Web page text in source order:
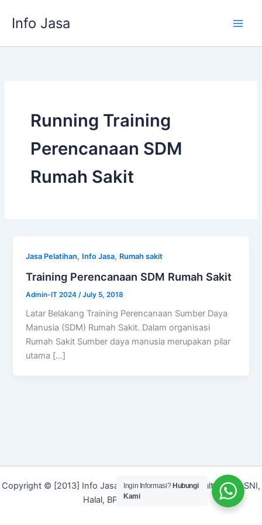
Info Jasa
Running Training
Perencanaan SDM
Rumah Sakit
Jasa Pelatihan, Info Jasa, Rumah sakit
Training Perencanaan SDM Rumah Sakit
Admin-IT 2024 /July 5, 2018
Latar Belakang Training Perencanaan Sumber Daya
Manusia (SDM) Rumah Sakit. Dalam organisasi
Rumah Sakit Sumber daya manusia merupakan pilar
utama […]
Copyright © [2013] Info Jasa | Layanan Jasa Konsultan ISO, SNI,
Halal, BPOM dan Merek]
Ingin Informasi? Hubungi
Kami